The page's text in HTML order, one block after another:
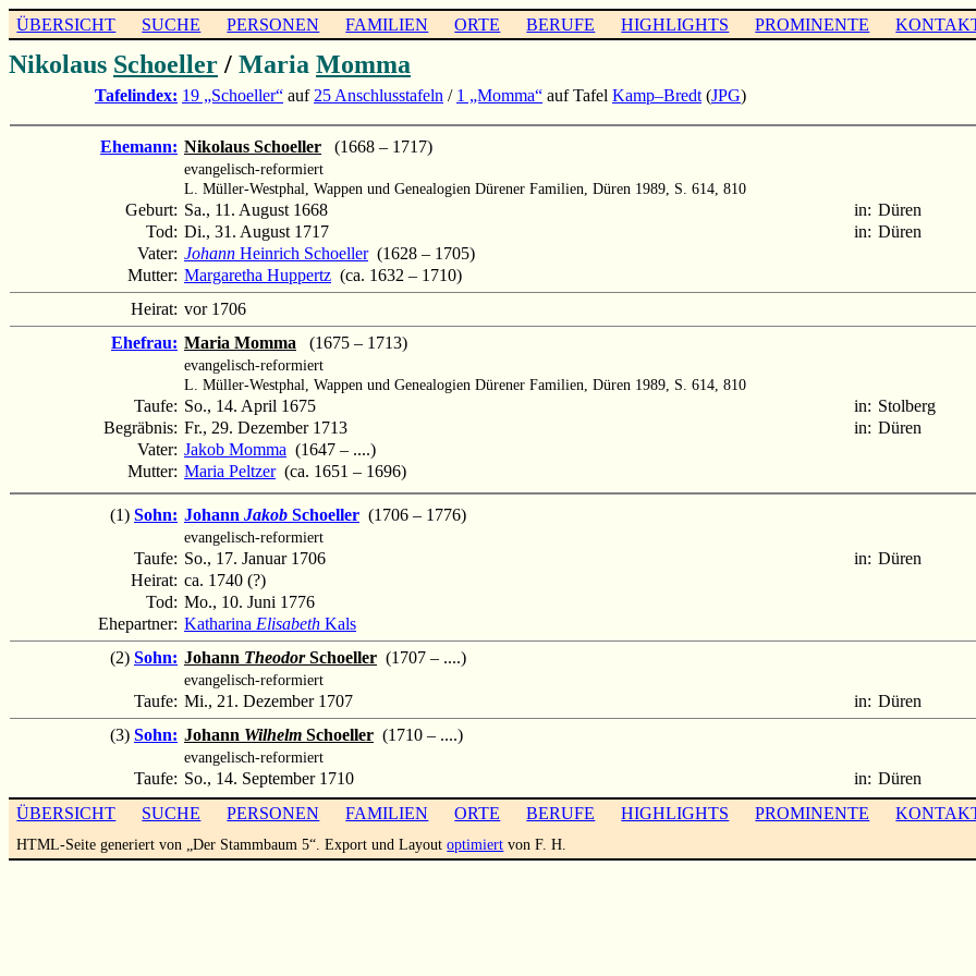
ÜBERSICHT SUCHE PERSONEN FAMILIEN ORTE BERUFE HIGHLIGHTS PROMINENTE
Nikolaus Schoeller / Maria Momma
Tafelindex: 19 „Schoeller“ auf 25 Anschlusstafeln / 1 „Momma“ auf Tafel Kamp–Bredt (JPG)
Ehemann: Nikolaus Schoeller (1668 – 1717)
evangelisch-reformiert
L. Müller-Westphal, Wappen und Genealogien Dürener Familien, Düren 1989, S. 614, 810
Geburt: Sa., 11. August 1668 in: Düren
Tod: Di., 31. August 1717 in: Düren
Vater: Johann Heinrich Schoeller(1628 – 1705)
Mutter: Margaretha Huppertz (ca. 1632 – 1710)
Heirat: vor 1706
Ehefrau: Maria Momma (1675 – 1713)
evangelisch-reformiert
L. Müller-Westphal, Wappen und Genealogien Dürener Familien, Düren 1989, S. 614, 810
Taufe: So., 14. April 1675 in: Stolberg
Begräbnis: Fr., 29. Dezember 1713 in: Düren
Vater: Jakob Momma (1647 – ....)
Mutter: Maria Peltzer(ca. 1651 – 1696)
(1) Sohn: Johann Jakob Schoeller (1706 – 1776)
evangelisch-reformiert
Taufe: So., 17. Januar 1706 in: Düren
Heirat: ca. 1740 (?)
Tod: Mo., 10. Juni 1776
Ehepartner: Katharina Elisabeth Kals
(2) Sohn: Johann TheodorSchoeller (1707 – ....)
evangelisch-reformiert
Taufe: Mi., 21. Dezember 1707 in: Düren
(3) Sohn: Johann Wilhelm Schoeller (1710 – ....)
evangelisch-reformiert
Taufe: So., 14. September 1710 in: Düren
ÜBERSICHT
SUCHE PERSONEN FAMILIEN ORTE BERUFE HIGHLIGHTS PROMINENTE
HTML-Seite generiert von „Der Stammbaum 5“. Export und Layoutoptimiert von F. H.